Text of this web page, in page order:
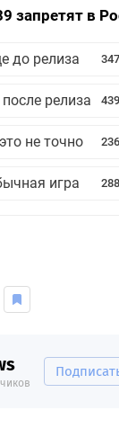
запретят в
до релиза
релиза
не точно
игра